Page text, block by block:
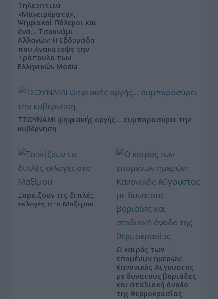
Τηλεοπτικά
«Μαγειρέματα»,
Ψηφιακοί Πόλεμοι και
ένα… Τσουνάμι
Αλλαγών: Η Εβδομάδα
που Ανακάτεψε την
Τράπουλα των
Ελληνικών Media
ΤΣΟΥΝΑΜΙ ψηφιακής οργής… συμπαρασύρει την
κυβέρνηση
Ξορκίζουν τις διπλές
εκλογές στο Μαξίμου
Ο καιρός των
επομένων ημερών:
Κανονικός Αύγουστος
με δυνατούς βοριάδες
και σταδιακή άνοδο
της θερμοκρασίας